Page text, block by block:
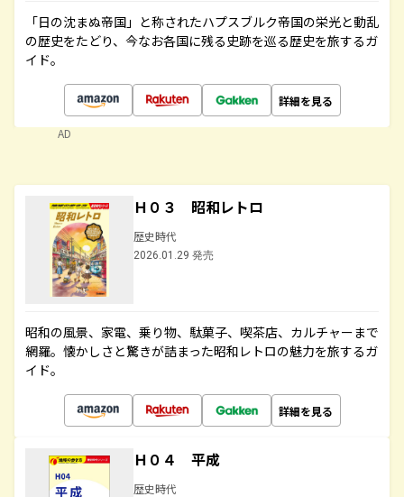
「日の沈まぬ帝国」と称されたハプスブルク帝国の栄光と動乱
の歴史をたどり、今なお各国に残る史跡を巡る歴史を旅するガ
イド。
詳細を見る
AD
Ｈ０３ 昭和レトロ
歴史時代
2026.01.29 発売
昭和の風景、家電、乗り物、駄菓子、喫茶店、カルチャーまで
網羅。懐かしさと驚きが詰まった昭和レトロの魅力を旅するガ
イド。
詳細を見る
Ｈ０４ 平成
歴史時代